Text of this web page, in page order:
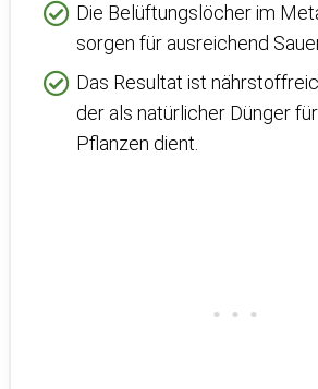
Die Belüftungslöcher im
sorgen für ausreichend
Das Resultat ist
der als natürlicher Dünger
Pflanzen dient.